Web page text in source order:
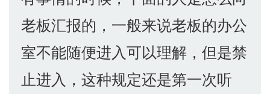
老板汇报的，一般来说老板的办公
室不能随便进入可以理解，但是禁
止进入，这种规定还是第一次听